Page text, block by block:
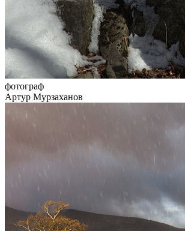
фотограф
Артур Мурзаханов